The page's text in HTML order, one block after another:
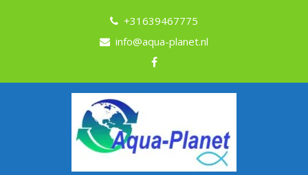
+31639467775
info@aqua-planet.nl